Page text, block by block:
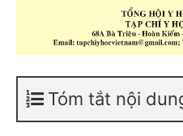
Tóm tắt nội